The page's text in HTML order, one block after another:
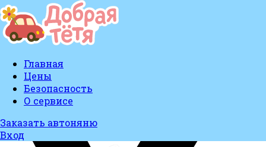
Главная
Цены
Безопасность
О сервисе
Заказать автоняню
Вход